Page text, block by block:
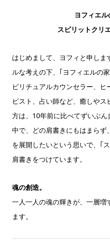
ヨフィエ
スピリットクリ
はじめまして、ヨフィと申し
ルな考えの下、｢ヨフィエルの
ピリチュアルカウンセラー、
ピスト、占い師など、癒しや
方は、10年前に比べてずいぶ
中で、どの肩書きにもはまら
を展開したいという思いで、｢
肩書きをつけています。
魂の創造。
一人一人の魂の輝きが、一層
ます。